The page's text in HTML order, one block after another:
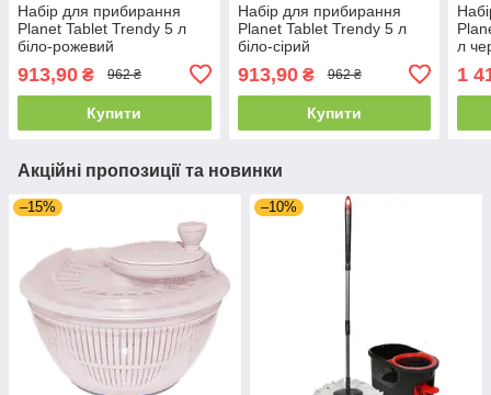
Набір для прибирання
Planet Tablet Trendy 5 л
біло-рожевий
913,90 ₴ 962 ₴
Купити
Набір для прибирання
Planet Tablet Trendy 5 л
біло-сірий
913,90₴ 962 ₴
Купити
л
1
Акційні пропозиції та новинки
–15% –10%